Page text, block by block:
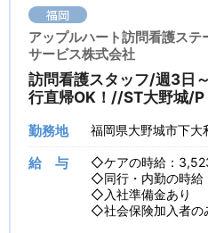
福岡
アップルハート訪問看護ス
サービス株式会社
訪問看護スタッフ/週3日
行直帰OK！//ST大野城/P
勤務地 福岡県大野城市下
給 与
◇ケアの時給：
◇同行・内勤の時給
◇入社準備金あり
◇社会保険加入者